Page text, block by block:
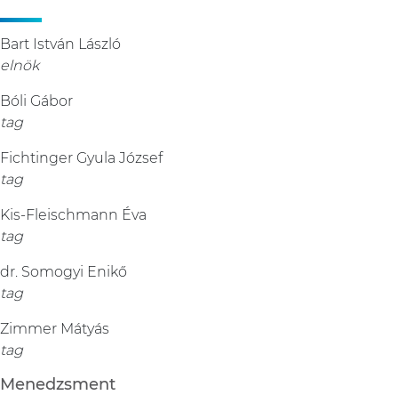
Bart István László
elnök
Bóli Gábor
tag
Fichtinger Gyula József
tag
Kis-Fleischmann Éva
tag
dr. Somogyi Enikő
tag
Zimmer Mátyás
tag
Menedzsment